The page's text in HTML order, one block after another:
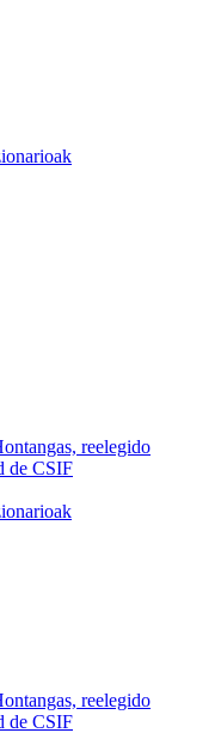
reelegido
de CSIF
reelegido
de CSIF